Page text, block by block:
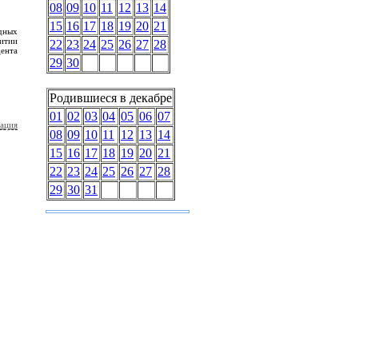
08 09 10 11 12 13 14
15 16 17 18 19 20 21
22 23 24 25 26 27 28
29 30
Родившиеся в декабре
01 02 03 04 05 06 07
08 09 10 11 12 13 14
15 16 17 18 19 20 21
22 23 24 25 26 27 28
29 30 31